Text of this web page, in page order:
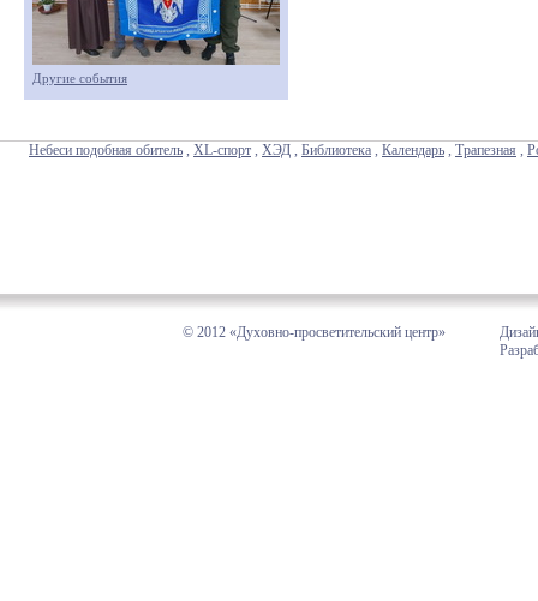
Другие события
Небеси подобная обитель , XL-спорт , ХЭД , Библиотека , Календарь , Трапезная ,
© 2012 «Духовно-просветительский центр»